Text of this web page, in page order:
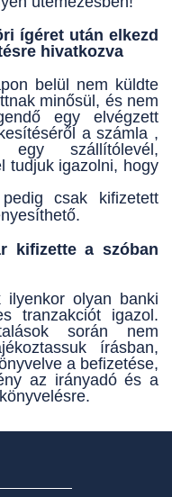
ígéret után elkezd
hivatkozva
belül nem küldte
minősül, és nem
egy elvégzett
a számla ,
egy szállítólevél,
tudjuk igazolni, hogy
csak kifizetett
kifizette a szóban
olyan banki
tranzakciót igazol.
során nem
írásban,
a befizetése,
az irányadó és a